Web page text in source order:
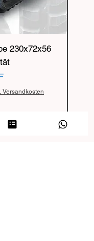
230x72x56
Versandkosten